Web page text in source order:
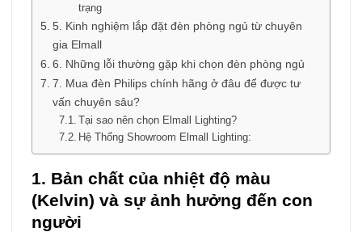
trạng
5. Kinh nghiệm lắp đặt đèn phòng ngủ từ chuyên
gia Elmall
6. Những lỗi thường gặp khi chọn đèn phòng ngủ
7. Mua đèn Philips chính hãng ở đâu để được tư
vấn chuyên sâu?
Tại sao nên chọn Elmall Lighting?
Hệ Thống Showroom Elmall Lighting:
1. Bản chất của nhiệt độ màu
(Kelvin) và sự ảnh hưởng đến con
người